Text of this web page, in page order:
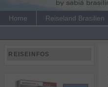
Home Reiseland Brasilien
REISEINFOS